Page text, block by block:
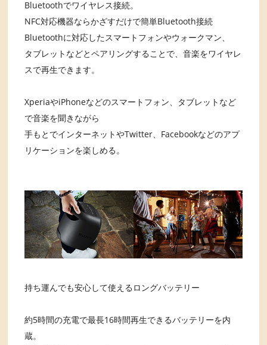
Bluetoothでワイヤレス接続。
NFC対応機器ならかざすだけで簡単Bluetooth接続
Bluetoothに対応したスマートフォンやウォークマン、
タブレットなどとペアリングすることで、音楽をワイヤレ
スで再生できます。
XperiaやiPhoneなどのスマートフォン、タブレットなど
で音楽を聞きながら
手もとでインターネットやTwitter、Facebookなどのアプ
リケーションを楽しめる。
持ち運んでも安心して使えるロングバッテリー
約5時間の充電で最長16時間再生できるバッテリーを内
蔵。